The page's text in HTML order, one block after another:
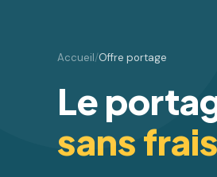
Accueil/Offre portage
Le
sans